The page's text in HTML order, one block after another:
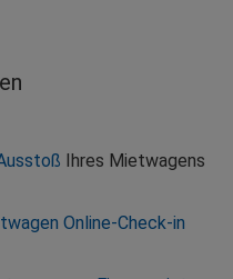
Ihres Mietwagens
Online-Check-in